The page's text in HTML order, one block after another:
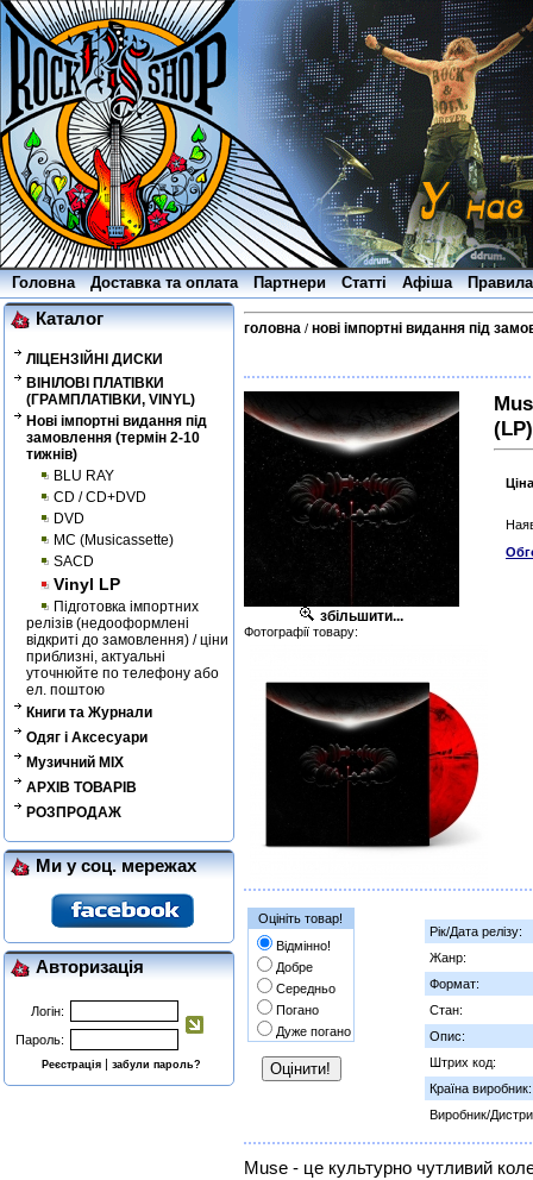
Головна Доставка та оплата Партнери Статті Афіша
Каталог
ЛІЦЕНЗІЙНІ ДИСКИ
ВІНІЛОВІ ПЛАТІВКИ
(ГРАМПЛАТІВКИ, VINYL)
Нові імпортні видання під
замовлення (термін 2-10
тижнів)
BLU RAY
CD / CD+DVD
DVD
MC (Musicassette)
SACD
Vinyl LP
Підготовка імпортних
релізів (недооформлені
відкриті до замовлення) / ціни
приблизні, актуальні
уточнюйте по телефону або
ел. поштою
Книги та Журнали
Одяг і Аксесуари
Музичний MIX
АРХІВ ТОВАРІВ
РОЗПРОДАЖ
Ми у соц. мережах
Авторизація
Логін:
Пароль:
Реєстрація |забули пароль?
головна / нові імпортні видання під
збільшити...
Фотографії товару:
(LP)
Оцініть товар!
Відмінно!
Добре
Середньо
Погано
Дуже погано
Рік/Дата релізу:
Жанр:
Формат:
Стан:
Опис:
Штрих код:
Країна виробник:
Виробник/
Muse - це культурно чутливий